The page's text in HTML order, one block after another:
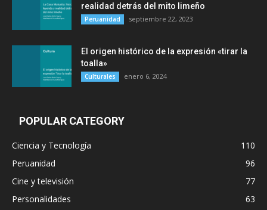
realidad detrás del mito limeño
Peruanidad septiembre 22, 2023
El origen histórico de la expresión «tirar la
toalla»
Culturales enero 6, 2024
POPULAR CATEGORY
Ciencia y Tecnología
110
Peruanidad
96
Cine y televisión
77
Personalidades
63